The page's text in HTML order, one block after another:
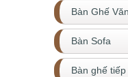
Bàn Ghế
Bàn Sofa
Bàn ghế